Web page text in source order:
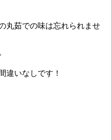
丸茹での味は忘れられませ
違いなしです！